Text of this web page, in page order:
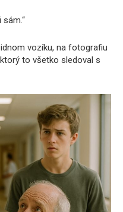
sám.“
vozíku, na fotografiu
to všetko sledoval s